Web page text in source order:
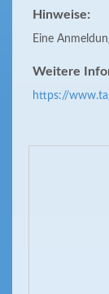
Hinweise:
Eine
Weitere
https://